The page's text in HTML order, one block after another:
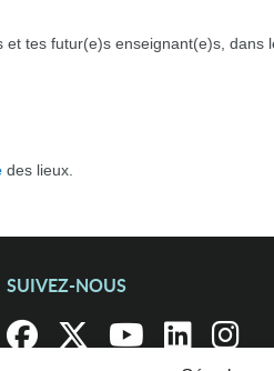
tes futur(e)s enseignant(e)s, dans
des lieux.
SUIVEZ-NOUS